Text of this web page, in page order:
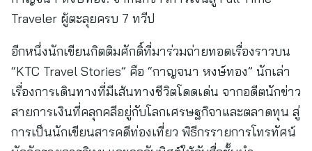
Traveler ผู้ตะลุยครบ 7 ทวีป
อีกหนึ่งนักเขียนกิตติมศักดิ์ที่มาร่วมถ่ายทอดเรื่องราวบน
“KTC Travel Stories” คือ “กาญจนา หงษ์ทอง” นักเล่า
เรื่องการเดินทางที่มีเส้นทางชีวิตโดดเด่น จากอดีตนักข่าว
สายการเงินที่คลุกคลีอยู่กับโลกเศรษฐกิจาและตลาดทุน สู่
การเป็นนักเขียนสารคดีท่องเที่ยว พิธีกรรายการโทรทัศน์